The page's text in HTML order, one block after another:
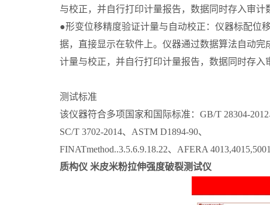
与校正，并自行打印计量报告，数据同时存入审计
●形变位移精度验证计量与自动校正：仪器标配位
据，直接显示在软件上。仪器通过数据算法自动完
计量与校正，并自行打印计量报告，数据同时存入
测试标准
该仪器符合多项国家和国际标准：GB/T 28304-
SC/T 3702-2014、ASTM D1894-90、
FINATmethod..3.5.6.9.18.22、AFERA
质构仪 米皮米粉拉伸强度破裂测试仪